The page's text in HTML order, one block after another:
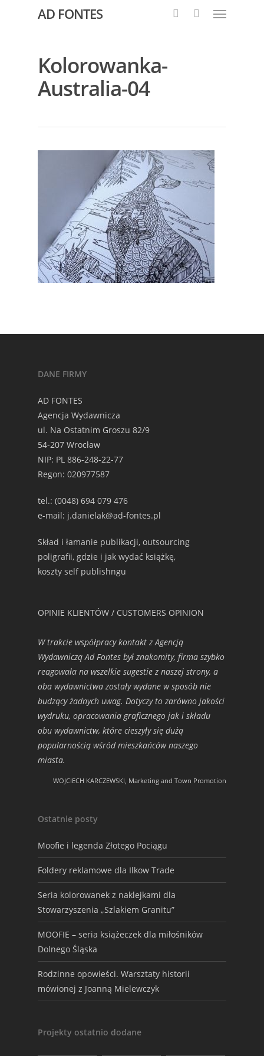
AD FONTES
Kolorowanka-
Australia-04
DANE FIRMY
AD FONTES
Agencja Wydawnicza
ul. Na Ostatnim Groszu 82/9
54-207 Wrocław
NIP: PL 886-248-22-77
Regon: 020977587
tel.: (0048) 694 079 476
e-mail: j.danielak@ad-fontes.pl
Skład i łamanie publikacji, outsourcing
poligrafii, gdzie i jak wydać książkę,
koszty self publishngu
OPINIE KLIENTÓW / CUSTOMERS OPINION
W trakcie współpracy kontakt z Agencją
Wydawniczą Ad Fontes był znakomity, firma szybko
reagowała na wszelkie sugestie z naszej strony, a
oba wydawnictwa zostały wydane w sposób nie
budzący żadnych uwag. Dotyczy to zarówno jakości
wydruku, opracowania graficznego jak i składu
obu wydawnictw, które cieszyły się dużą
popularnością wśród mieszkańców naszego
miasta.
WOJCIECH KARCZEWSKI, Marketing and Town Promotion
Ostatnie posty
Moofie i legenda Złotego Pociągu
Foldery reklamowe dla Ilkow Trade
Seria kolorowanek z naklejkami dla
Stowarzyszenia „Szlakiem Granitu”
MOOFIE – seria książeczek dla miłośników
Dolnego Śląska
Rodzinne opowieści. Warsztaty historii
mówionej z Joanną Mielewczyk
Projekty ostatnio dodane